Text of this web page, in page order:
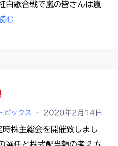
白歌合戦で嵐の皆さんは嵐
む
ピックス – 2020年2月14日
株主総会を開催致しまし
選任と株式配当額の考え方